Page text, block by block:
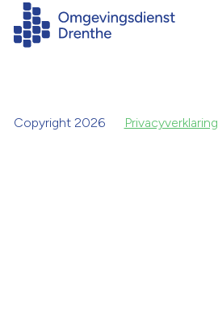
Copyright 2026 Privacyverklaring